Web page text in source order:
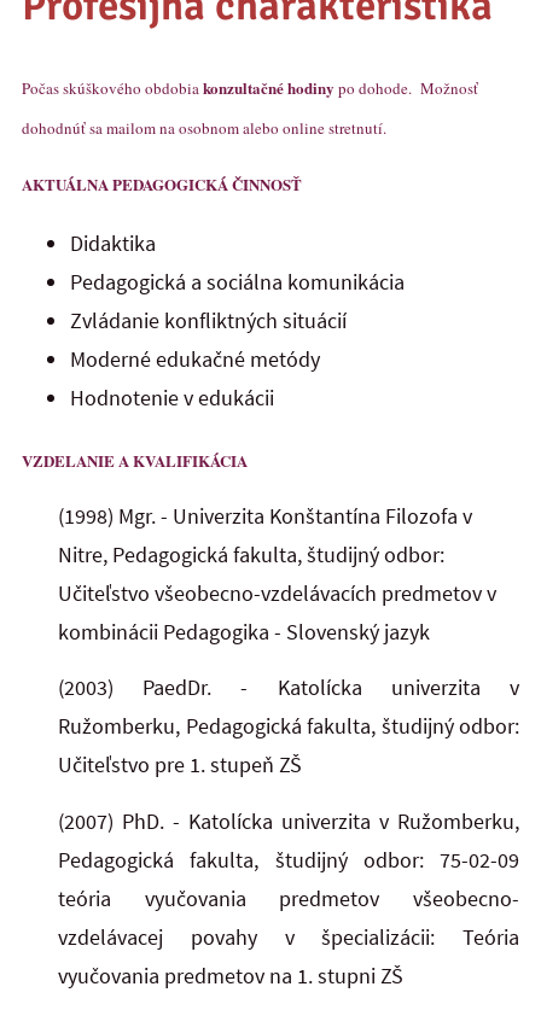
Počas skúškového obdobiakonzultačné hodiny po dohode. Možnosť
dohodnúť sa mailom na osobnom alebo online stretnutí.
AKTUÁLNA PEDAGOGICKÁ ČINNOSŤ
Didaktika
Pedagogická a sociálna komunikácia
Zvládanie konfliktných situácií
Moderné edukačné metódy
Hodnotenie v edukácii
VZDELANIE A KVALIFIKÁCIA
(1998) Mgr. - Univerzita Konštantína Filozofa v
Nitre, Pedagogická fakulta, študijný odbor:
Učiteľstvo všeobecno-vzdelávacích predmetov v
kombinácii Pedagogika - Slovenský jazyk
(2003) PaedDr. - Katolícka univerzita v
Ružomberku, Pedagogická fakulta, študijný odbor:
Učiteľstvo pre 1. stupeň ZŠ
(2007) PhD. - Katolícka univerzita v Ružomberku,
Pedagogická fakulta, študijný odbor: 75-02-09
teória vyučovania predmetov všeobecno-
vzdelávacej povahy v špecializácii: Teória
vyučovania predmetov na 1. stupni ZŠ